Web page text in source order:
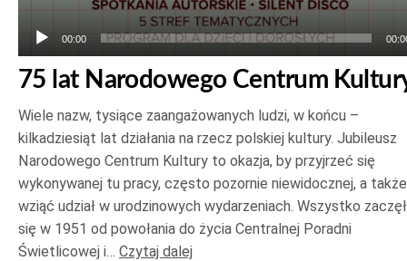
00:00
75 lat Narodowego Centrum
Wiele nazw, tysiące zaangażowanych ludzi, w końcu –
kilkadziesiąt lat działania na rzecz polskiej kultury. Jubileusz
Narodowego Centrum Kultury to okazja, by przyjrzeć się
wykonywanej tu pracy, często pozornie niewidocznej, a także
wziąć udział w urodzinowych wydarzeniach. Wszystko
się w 1951 od powołania do życia Centralnej Poradni
Świetlicowej i… Czytaj dalej